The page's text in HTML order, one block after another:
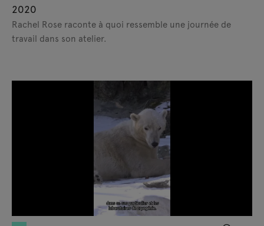
2020
Rachel Rose raconte à quoi ressemble une journée de
travail dans son atelier.